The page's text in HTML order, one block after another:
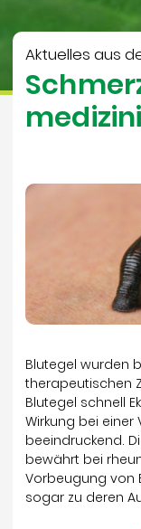
Aktuelles aus
Blutegel wurden
therapeutischen
Blutegel schnell
Wirkung bei einer
beeindruckend.
bewährt bei
Vorbeugung von
sogar zu deren